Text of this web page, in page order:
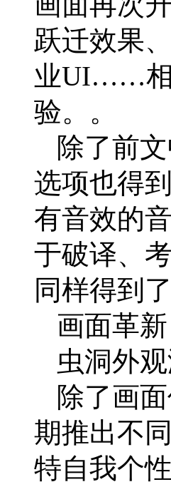
跃迁效果
业UI……相
验。。
除了前
选项也得
有音效的
于破译、
同样得到
画面革新
虫洞外
除了画
期推出不
特自我个